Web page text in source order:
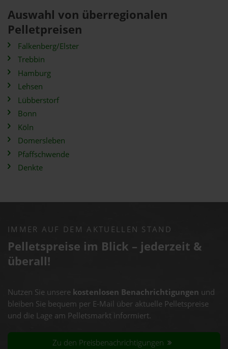
Auswahl von überregionalen
Pelletpreisen
Falkenberg/Elster
Trebbin
Hamburg
Lehsen
Lübberstorf
Bonn
Köln
Domersleben
Pfaffschwende
Denkte
IMMER AUF DEM AKTUELLEN STAND
Pelletspreise im Blick – jederzeit &
überall!
Nutzen Sie unsere kostenlosen Benachrichtigungen und
bleiben Sie bequem per E-Mail über aktuelle Pelletspreise
und die Lage am Pelletsmarkt informiert.
Zu den Preisbenachrichtigungen